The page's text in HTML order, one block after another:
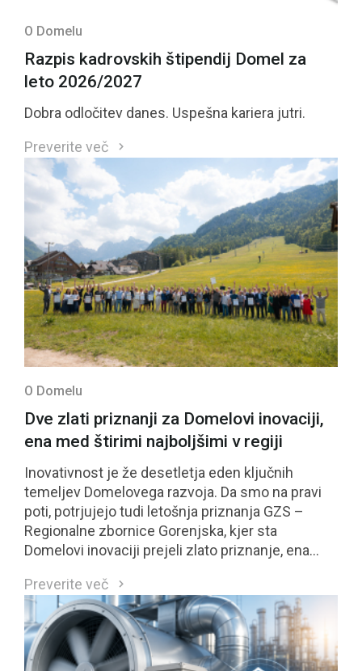
O Domelu
Razpis kadrovskih štipendij Domel za
leto 2026/2027
Dobra odločitev danes. Uspešna kariera jutri.
Preverite več
O Domelu
Dve zlati priznanji za Domelovi inovaciji,
ena med štirimi najboljšimi v regiji
Inovativnost je že desetletja eden ključnih
temeljev Domelovega razvoja. Da smo na pravi
poti, potrjujejo tudi letošnja priznanja GZS –
Regionalne zbornice Gorenjska, kjer sta
Domelovi inovaciji prejeli zlato priznanje, ena
ocenjene inovacije regije in bo kandidirala tudi za
nacionalno priznanje GZS.
Preverite več